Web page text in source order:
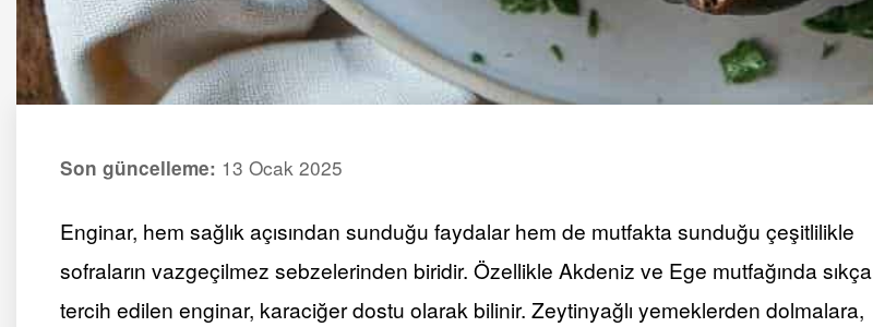
Son güncelleme: 13 Ocak 2025
Enginar, hem sağlık açısından sunduğu faydalar hem de mutfakta sunduğu çeşitlilikle
sofraların vazgeçilmez sebzelerinden biridir. Özellikle Akdeniz ve Ege mutfağında sıkça
tercih edilen enginar, karaciğer dostu olarak bilinir. Zeytinyağlı yemeklerden dolmalara,